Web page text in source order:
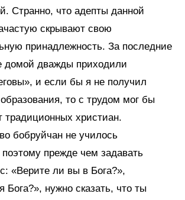
Странно, что адепты данной
скрывают свою
принадлежность. За последние
домой дважды приходили
и если бы я не получил
образования, то с трудом мог бы
традиционных христиан.
бобруйчан не училось
прежде чем задавать
«Верите ли вы в Бога?»,
Бога?», нужно сказать, что ты